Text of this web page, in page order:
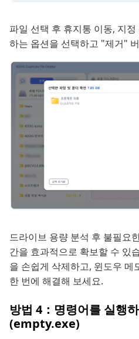
파일 선택 후 휴지통 이동, 지
하는 옵션을 선택하고 "제거"
드라이브 용량 분석 후 불필요
간을 효과적으로 확보할 수 있
을 손쉽게 삭제하고, 윈도우 메
한 번에 해결해 보세요.
방법 4：명령어를 실행
(empty.exe)